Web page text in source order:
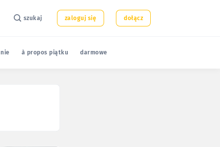
szukaj zaloguj się dołącz
à propos piątku darmowe